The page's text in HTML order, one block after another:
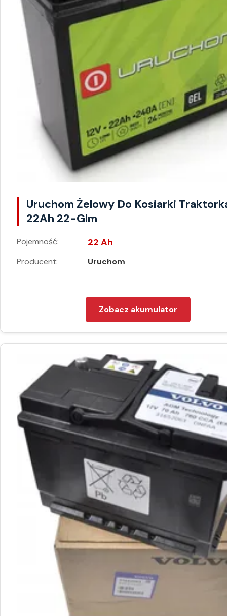
Uruchom Żelowy Do Kosiarki
22Ah 22-Glm
Pojemność: 22 Ah
Producent: Uruchom
Zobacz akumulator